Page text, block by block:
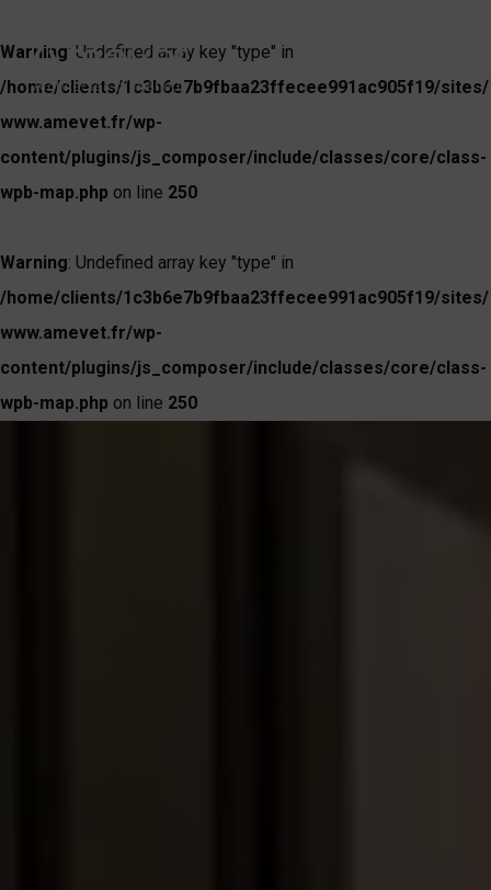
Warning: Undefined array key "type" in
/home/clients/1c3b6e7b9fbaa23ffecee991ac905f19/sites/
www.amevet.fr/wp-
content/plugins/js_composer/include/classes/core/class-
wpb-map.php on line 250
Warning: Undefined array key "type" in
/home/clients/1c3b6e7b9fbaa23ffecee991ac905f19/sites/
www.amevet.fr/wp-
content/plugins/js_composer/include/classes/core/class-
wpb-map.php on line 250